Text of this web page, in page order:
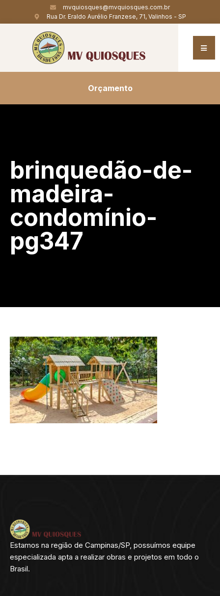
mvquiosques@mvquiosques.com.br
Rua Dr. Eraldo Aurélio Franzese, 71, Valinhos - SP
Orçamento
brinquedão-de-
madeira-
condomínio-
pg347
Estamos na região de Campinas/SP, possuímos equipe
especializada apta a realizar obras e projetos em todo o
Brasil.